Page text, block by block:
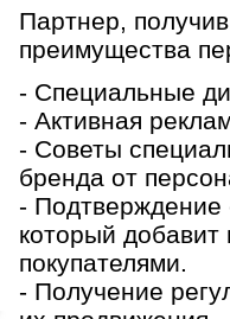
Партнер,
преимущества
- Специальные
- Активная
- Советы
бренда от
- Подтверждение
который
покупателями.
- Получение